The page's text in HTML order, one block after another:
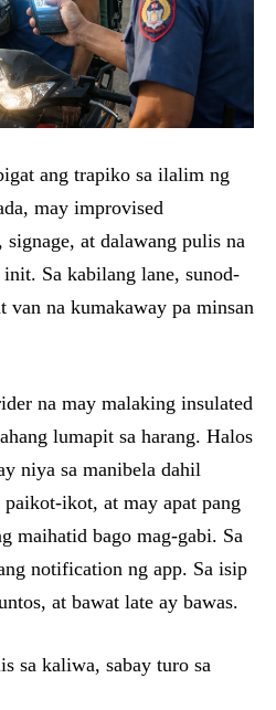
ang trapiko sa ilalim ng
may improvised
at dalawang pulis na
Sa kabilang lane, sunod-
van na kumakaway pa minsan
na may malaking insulated
lumapit sa harang. Halos
niya sa manibela dahil
ikot, at may apat pang
maihatid bago mag-gabi. Sa
notification ng app. Sa isip
at bawat late ay bawas.
sa kaliwa, sabay turo sa